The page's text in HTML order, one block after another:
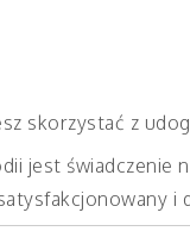
skorzystać z
jest
i